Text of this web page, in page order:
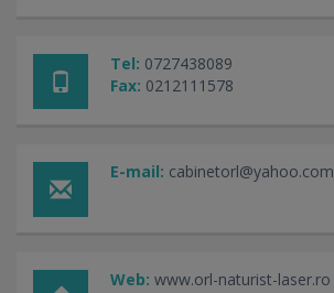
Tel: 0727438089
Fax: 0212111578
E-mail: cabinetorl@yahoo.com
Web: www.orl-naturist-laser.ro